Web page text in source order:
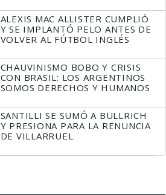
ALEXIS MAC ALLISTER CUMPLIÓ
Y SE IMPLANTÓ PELO ANTES DE
VOLVER AL FÚTBOL INGLÉS
CHAUVINISMO BOBO Y CRISIS
CON BRASIL: LOS ARGENTINOS
SOMOS DERECHOS Y HUMANOS
SANTILLI SE SUMÓ A BULLRICH
Y PRESIONA PARA LA RENUNCIA
DE VILLARRUEL